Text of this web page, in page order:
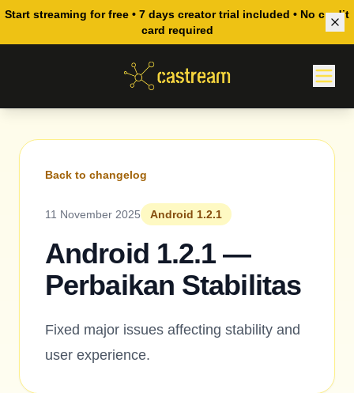
Start streaming for free • 7 days creator trial included • No credit
card required
Back to changelog
11 November 2025 Android 1.2.1
Android 1.2.1 —
Perbaikan Stabilitas
Fixed major issues affecting stability and
user experience.